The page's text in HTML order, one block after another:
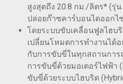
สูงสุดถึง 20.8 กม./ลิตร* (รุ่น
ปล่อยก๊าซคาร์บอนไดออกไ
โดยระบบขับเคลื่อนฟูลไฮบ
เปลี่ยนโหมดการทำงานได้
กับการขับขี่ในทุกสถานกา
การขับขี่ด้วยมอเตอร์ไฟฟ้า
ขับขี่ด้วยระบบไฮบริด